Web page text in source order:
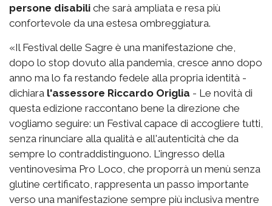
persone disabili che sarà ampliata e resa più
confortevole da una estesa ombreggiatura.
«Il Festival delle Sagre è una manifestazione che,
dopo lo stop dovuto alla pandemia, cresce anno dopo
anno ma lo fa restando fedele alla propria identità -
dichiara l'assessore Riccardo Origlia - Le novità di
questa edizione raccontano bene la direzione che
vogliamo seguire: un Festival capace di accogliere tutti,
senza rinunciare alla qualità e all'autenticità che da
sempre lo contraddistinguono. L'ingresso della
ventinovesima Pro Loco, che proporrà un menù senza
glutine certificato, rappresenta un passo importante
verso una manifestazione sempre più inclusiva mentre